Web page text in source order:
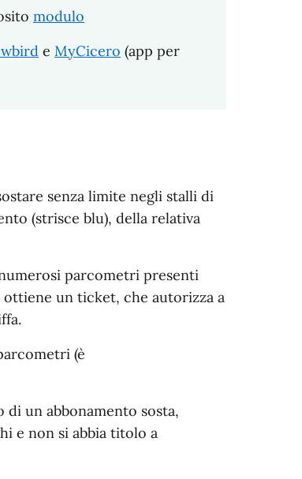
modulo
e MyCicero (app per
senza limite negli stalli di
(strisce blu), della relativa
parcometri presenti
ottiene un ticket, che autorizza a
(è
di un abbonamento sosta,
e non si abbia titolo a